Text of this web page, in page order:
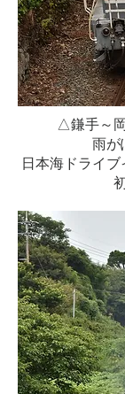
△鎌手～
雨が
日本海ドライ